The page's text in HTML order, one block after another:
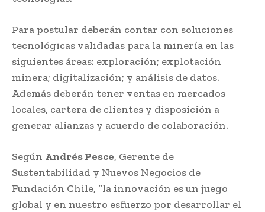
Para postular deberán contar con soluciones
tecnológicas validadas para la minería en las
siguientes áreas: exploración; explotación
minera; digitalización; y análisis de datos.
Además deberán tener ventas en mercados
locales, cartera de clientes y disposición a
generar alianzas y acuerdo de colaboración.
Según Andrés Pesce, Gerente de
Sustentabilidad y Nuevos Negocios de
Fundación Chile, “la innovación es un juego
global y en nuestro esfuerzo por desarrollar el